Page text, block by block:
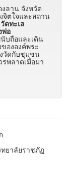
ลาน จังหวัด
จิตใจและสถาน
วัดทะเล
พ่อ
บถือและเดิน
ององค์พระ
วัดกับชุมชน
พลาดเมื่อมา
ยาลัยราชภัฏ